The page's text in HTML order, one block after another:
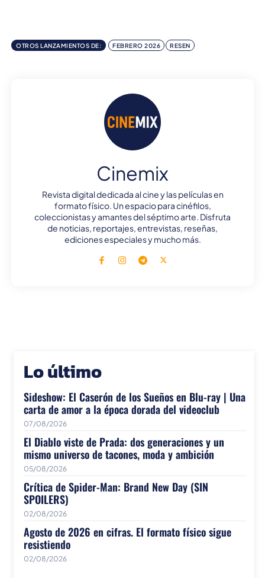
OTROS LANZAMIENTOS DE: FEBRERO 2026 RESEN
Cinemix
Revista digital dedicada al cine y las películas en
formato físico. Un espacio para cinéfilos,
coleccionistas y amantes del séptimo arte. Disfruta
de noticias, reportajes, entrevistas, reseñas,
ediciones especiales y mucho más.
Lo último
Sideshow: El Caserón de los Sueños en Blu-ray | Una
carta de amor a la época dorada del videoclub
07/08/2026
El Diablo viste de Prada: dos generaciones y un
mismo universo de tacones, moda y ambición
05/08/2026
Crítica de Spider-Man: Brand New Day (SIN
SPOILERS)
02/08/2026
Agosto de 2026 en cifras. El formato físico sigue
resistiendo
02/08/2026